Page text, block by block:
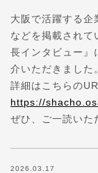
大阪で活躍する企
などを掲載され
長インタビュー』
介いただきました。
詳細はこちらの
https://
ぜひ、ご一読いた
2026.03.17